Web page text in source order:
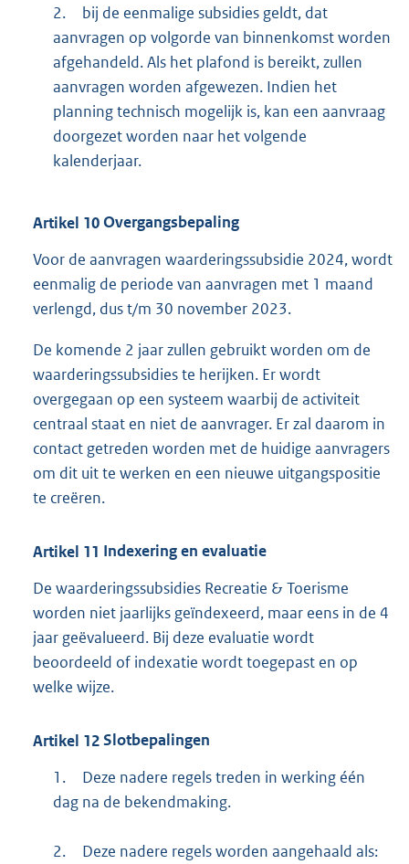
2.
bij de eenmalige subsidies geldt, dat
aanvragen op volgorde van binnenkomst worden
afgehandeld. Als het plafond is bereikt, zullen
aanvragen worden afgewezen. Indien het
planning technisch mogelijk is, kan een aanvraag
doorgezet worden naar het volgende
kalenderjaar.
Artikel 10Overgangsbepaling
Voor de aanvragen waarderingssubsidie 2024, wordt
eenmalig de periode van aanvragen met 1 maand
verlengd, dus t/m 30 november 2023.
De komende 2 jaar zullen gebruikt worden om de
waarderingssubsidies te herijken. Er wordt
overgegaan op een systeem waarbij de activiteit
centraal staat en niet de aanvrager. Er zal daarom in
contact getreden worden met de huidige aanvragers
om dit uit te werken en een nieuwe uitgangspositie
te creëren.
Artikel 11 Indexering en evaluatie
De waarderingssubsidies Recreatie & Toerisme
worden niet jaarlijks geïndexeerd, maar eens in de 4
jaar geëvalueerd. Bij deze evaluatie wordt
beoordeeld of indexatie wordt toegepast en op
welke wijze.
Artikel 12Slotbepalingen
1.
Deze nadere regels treden in werking één
dag na de bekendmaking.
2.
Deze nadere regels worden aangehaald als: